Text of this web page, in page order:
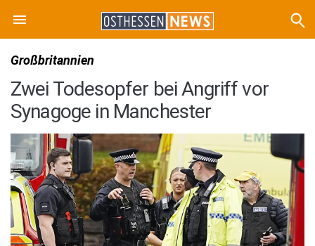
Großbritannien
Zwei Todesopfer bei Angriff vor
Synagoge in Manchester